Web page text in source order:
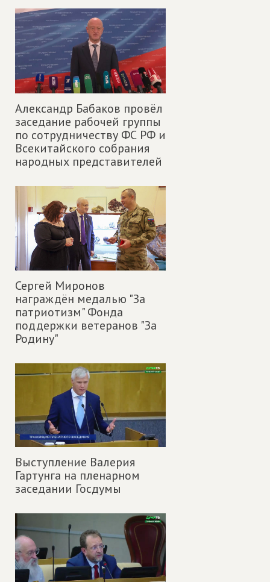
Александр Бабаков провёл
заседание рабочей группы
по сотрудничеству ФС РФ и
Всекитайского собрания
народных представителей
Сергей Миронов
награждён медалью "За
патриотизм" Фонда
поддержки ветеранов "За
Родину"
Выступление Валерия
Гартунга на пленарном
заседании Госдумы